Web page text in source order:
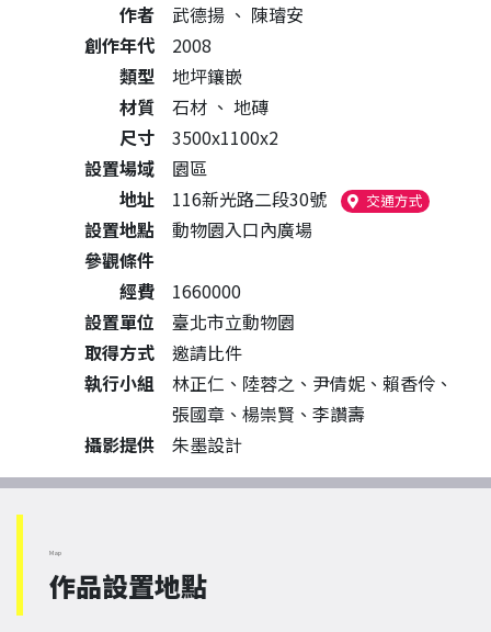
作者
武德揚 、 陳璿安
創作年代
2008
類型
地坪鑲嵌
材質
石材 、 地磚
尺寸
3500x1100x2
設置場域
園區
地址
116新光路二段30號 交通方式（另開新
設置地點
動物園入口內廣場
參觀條件
經費
1660000
設置單位
臺北市立動物園
取得方式
邀請比件
執行小組
林正仁、陸蓉之、尹倩妮、賴香伶、
張國章、楊崇賢、李讚壽
攝影提供
朱墨設計
Map
作品設置地點